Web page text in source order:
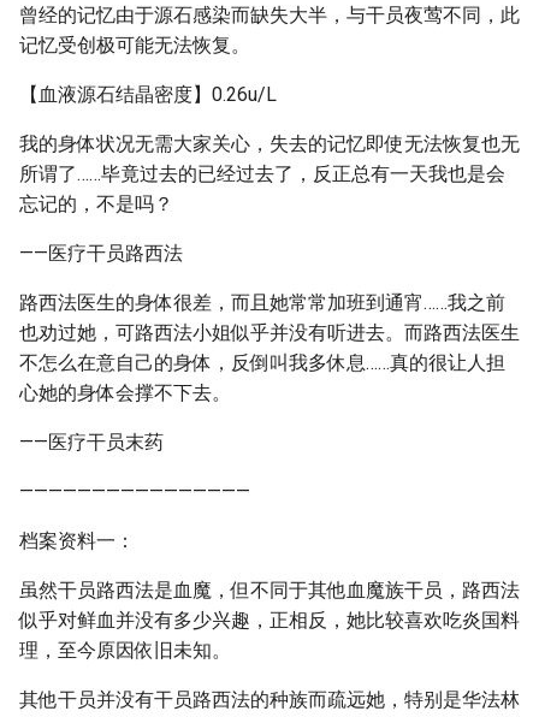
曾经的记忆由于源石感染而缺失大半，与干员夜莺不同，此
记忆受创极可能无法恢复。
【血液源石结晶密度】0.26u/L
我的身体状况无需大家关心，失去的记忆即使无法恢复也无
所谓了……毕竟过去的已经过去了，反正总有一天我也是会
忘记的，不是吗？
——医疗干员路西法
路西法医生的身体很差，而且她常常加班到通宵……我之前
也劝过她，可路西法小姐似乎并没有听进去。而路西法医生
不怎么在意自己的身体，反倒叫我多休息……真的很让人担
心她的身体会撑不下去。
——医疗干员末药
————————————————
档案资料一：
虽然干员路西法是血魔，但不同于其他血魔族干员，路西法
似乎对鲜血并没有多少兴趣，正相反，她比较喜欢吃炎国料
理，至今原因依旧未知。
其他干员并没有干员路西法的种族而疏远她，特别是华法林